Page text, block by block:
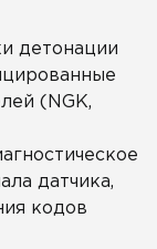
детонации
(NGK,
датчика,
кодов